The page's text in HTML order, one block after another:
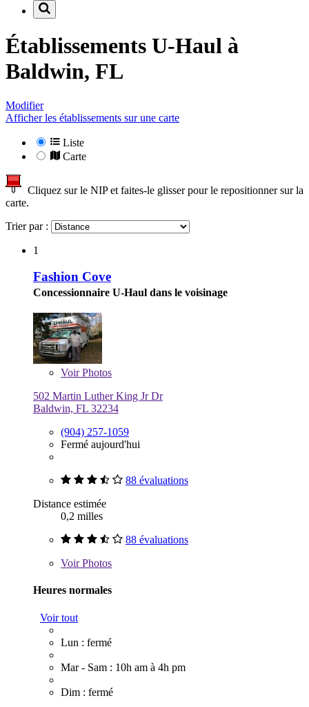
Établissements U-Haul à
Baldwin, FL
Modifier
Afficher les établissements sur une carte
Liste
Carte
Cliquez sur le NIP et faites-le glisser pour le repositionner sur la
carte.
Trier par :
1
Fashion Cove
Concessionnaire U-Haul dans le voisinage
VoirPhotos
502 Martin Luther King Jr Dr
Baldwin, FL 32234
(904) 257-1059
Fermé aujourd'hui
88 évaluations
Distance estimée
0,2 milles
88 évaluations
VoirPhotos
Heures normales
Voir tout
Lun : fermé
Mar - Sam : 10h am à 4h pm
Dim : fermé